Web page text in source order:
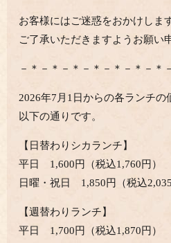
お客様にはご迷惑をおかけしま
ご了承いただきますようお願い
－＊－＊－＊－＊－＊－＊－＊
2026年7月1日からの各ランチの
以下の通りです。
【日替わりシカランチ】
平日 1,600円（税込1,760円）
日曜・祝日 1,850円（税込2,035
【週替わりランチ】
平日 1,700円（税込1,870円）